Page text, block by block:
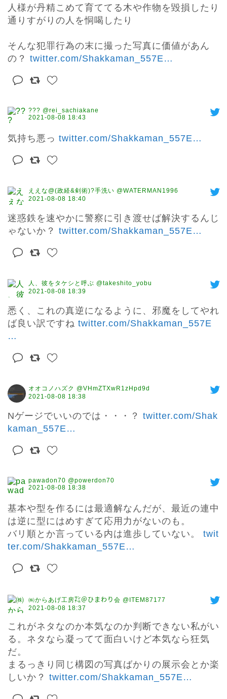
人様が丹精こめて育ててる木や作物を毀損したり
通りすがりの人を恫喝したり
そんな犯罪行為の末に撮った写真に価値があん
の？ twitter.com/Shakkaman_557E …
??? @rei_sachiakane
2021-08-08 18:43
気持ち悪っ twitter.com/Shakkaman_557E …
ええな@(政経&剣術)?手洗い @WATERMAN1996
2021-08-08 18:40
迷惑鉄を速やかに警察に引き渡せば解決するんじ
ゃないか？ twitter.com/Shakkaman_557E …
人、彼をタケシと呼ぶ @takeshito_yobu
2021-08-08 18:39
悉く、これの真逆になるように、邪魔をしてやれ
ば良い訳ですね twitter.com/Shakkaman_557E
…
オオコノハズク @VHmZTXwR1zHpd9d
2021-08-08 18:38
Nゲージでいいのでは・・・？ twitter.com/Shak
kaman_557E …
pawadon70 @powerdon70
2021-08-08 18:38
基本や型を作るには最適解なんだが、最近の連中
は逆に型にはめすぎて応用力がないのも。
バリ順とか言っている内は進歩していない。 twit
ter.com/Shakkaman_557E …
㈱からあげ工房㌠＠ひまわり会 @ITEM87177
2021-08-08 18:37
これがネタなのか本気なのか判断できない私がい
る。ネタなら凝ってて面白いけど本気なら狂気
だ。
まるっきり同じ構図の写真ばかりの展示会とか楽
しいか？ twitter.com/Shakkaman_557E …